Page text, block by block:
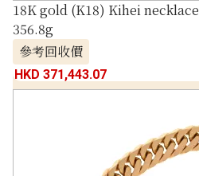
18K gold (K18) Kihei necklace
356.8g
參考回收價
HKD 371,443.07